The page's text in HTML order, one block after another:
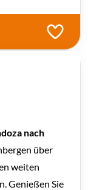
nach
über
weiten
Genießen Sie